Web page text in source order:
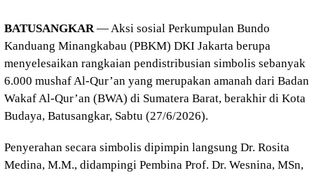
BATUSANGKAR— Aksi sosial Perkumpulan Bundo
Kanduang Minangkabau (PBKM) DKI Jakarta berupa
menyelesaikan rangkaian pendistribusian simbolis sebanyak
6.000 mushaf Al-Qur’an yang merupakan amanah dari Badan
Wakaf Al-Qur’an (BWA) di Sumatera Barat, berakhir di Kota
Budaya, Batusangkar, Sabtu (27/6/2026).
Penyerahan secara simbolis dipimpin langsung Dr. Rosita
Medina, M.M., didampingi Pembina Prof. Dr. Wesnina, MSn,